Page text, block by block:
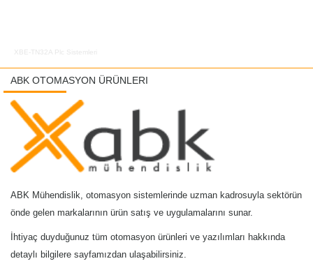
XBE-TN32A Plc Sistemleri
ABK OTOMASYON ÜRÜNLERI
ABK Mühendislik, otomasyon sistemlerinde uzman kadrosuyla sektörün
önde gelen markalarının ürün satış ve uygulamalarını sunar.
İhtiyaç duyduğunuz tüm otomasyon ürünleri ve yazılımları hakkında
detaylı bilgilere sayfamızdan ulaşabilirsiniz.